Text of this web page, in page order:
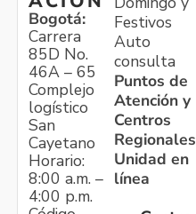
Bogotá:
Carrera
85D No.
46A – 65
Complejo
logístico
San
Cayetano
Horario:
8:00 a.m. –
4:00 p.m.
Festivos
Auto
consulta
Puntos de
Atención y
Centros
Regionales
Unidad en
línea